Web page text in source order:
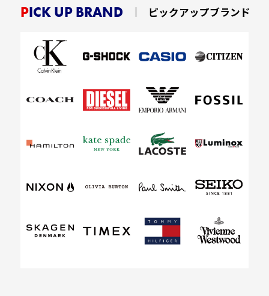
PICK UP BRAND ピックアップブランド